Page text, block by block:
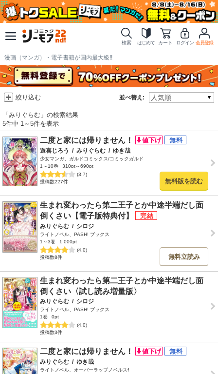
検索 はじめて カート ログイン 会員登録
漫画（マンガ）・電子書籍が国内最大級!!
並べ替え:
絞り込む
「みりぐらむ」の検索結果
5件中 1～5件を表示
二度と家には帰りません！
遊喜じろう / みりぐらむ / ゆき哉
少女マンガ、ガルドコミックス/コミックガルド
1～10巻
310pt～690pt
(3.7)
投稿数227件
無料版を読む
生まれ変わったら第二王子とか中途半端だし面
倒くさい【電子版特典付】
みりぐらむ / シロジ
ライトノベル、PASH! ブックス
1～3巻
1,000pt
(4.0)
投稿数8件
無料立読み
生まれ変わったら第二王子とか中途半端だし面
倒くさい〈試し読み増量版〉
みりぐらむ / シロジ
ライトノベル、PASH! ブックス
1巻
0pt
(4.0)
投稿数3件
二度と家には帰りません！
みりぐらむ / ゆき哉
ライトノベル、オーバーラップノベルスf